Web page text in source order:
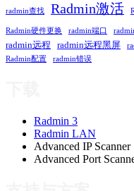
radmin查找 Radmin激活
Radmin硬件更换 radmin端口
radmin远程 radmin远程黑屏
Radmin配置 radmin错误
Radmin 3
Radmin LAN
Advanced IP Scanner
Advanced Port